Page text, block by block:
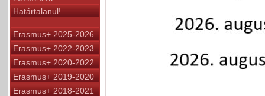
Határtalanul!
Erasmus+ 2025-2026
Erasmus+ 2022-2023
Erasmus+ 2020-2022
Erasmus+ 2019-2020
Erasmus+ 2018-2021